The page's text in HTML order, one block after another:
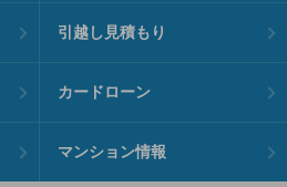
引越し見積もり
カードローン
マンション情報